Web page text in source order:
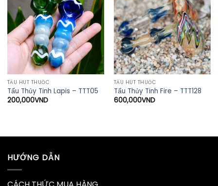
TẨU HÚT THUỐC
Tẩu Thủy Tinh Lapis – TTT05
200,000VND
TẨU HÚT THUỐC
Tẩu Thủy Tinh Fire – TTT128
600,000VND
HƯỚNG DẪN